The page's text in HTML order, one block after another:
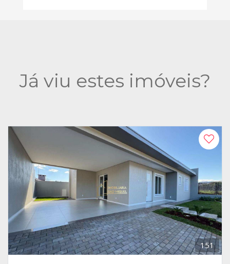
Já viu estes imóveis?
151